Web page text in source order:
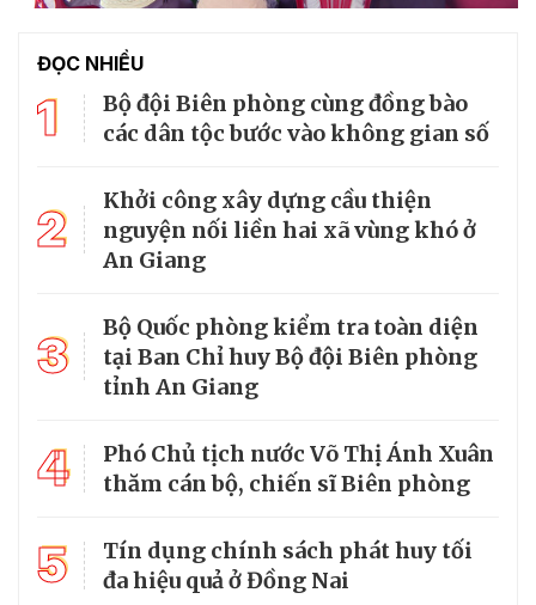
ĐỌC NHIỀU
1
Bộ đội Biên phòng cùng đồng bào
các dân tộc bước vào không gian số
2
Khởi công xây dựng cầu thiện
nguyện nối liền hai xã vùng khó ở
An Giang
3
Bộ Quốc phòng kiểm tra toàn diện
tại Ban Chỉ huy Bộ đội Biên phòng
tỉnh An Giang
4
Phó Chủ tịch nước Võ Thị Ánh Xuân
thăm cán bộ, chiến sĩ Biên phòng
5
Tín dụng chính sách phát huy tối
đa hiệu quả ở Đồng Nai